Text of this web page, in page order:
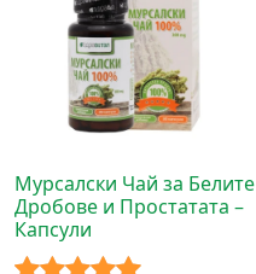
Мурсалски Чай за Белите
Дробове и Простатата –
Капсули